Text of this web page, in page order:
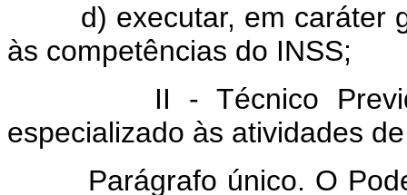
d) executar, em caráter
às competências do INSS;
II - Técnico
especializado às atividades
Parágrafo único. O